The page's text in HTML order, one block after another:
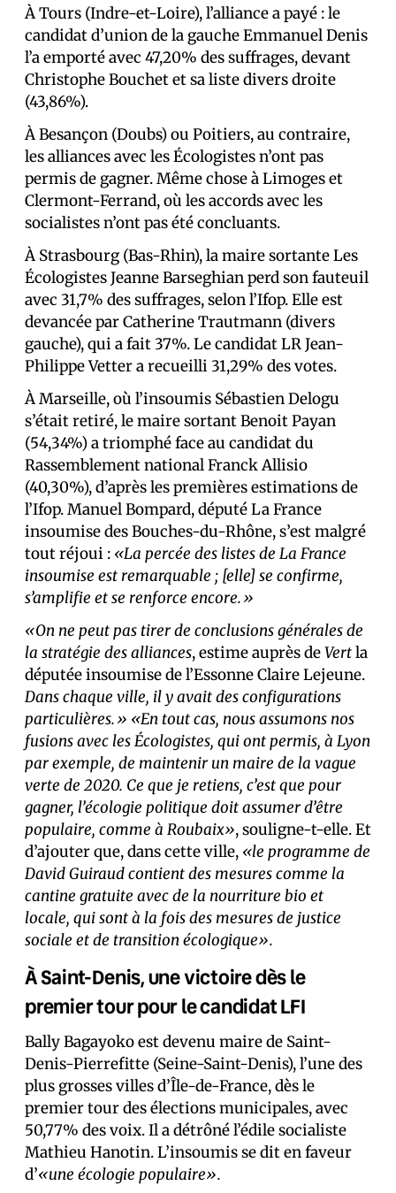
À Tours (Indre-et-Loire), l’alliance a payé : le
candidat d’union de la gauche Emmanuel Denis
l’a emporté avec 47,20% des suffrages, devant
Christophe Bouchet et sa liste divers droite
(43,86%).
À Besançon (Doubs) ou Poitiers, au contraire,
les alliances avec les Écologistes n’ont pas
permis de gagner. Même chose à Limoges et
Clermont-Ferrand, où les accords avec les
socialistes n’ont pas été concluants.
À Strasbourg (Bas-Rhin), la maire sortante Les
Écologistes Jeanne Barseghian perd son fauteuil
avec 31,7% des suffrages, selon l’Ifop. Elle est
devancée par Catherine Trautmann (divers
gauche), qui a fait 37%. Le candidat LR Jean-
Philippe Vetter a recueilli 31,29% des votes.
À Marseille, où l’insoumis Sébastien Delogu
s’était retiré, le maire sortant Benoit Payan
(54,34%) a triomphé face au candidat du
Rassemblement national Franck Allisio
(40,30%), d’après les premières estimations de
l’Ifop. Manuel Bompard, député La France
insoumise des Bouches-du-Rhône, s’est malgré
tout réjoui : «La percée des listes de La France
insoumise est remarquable ; [elle] se confirme,
s’amplifie et se renforce encore.»
«On ne peut pas tirer de conclusions générales de
la stratégie des alliances, estime auprès deVertla
députée insoumise de l’Essonne Claire Lejeune.
Dans chaque ville, il y avait des configurations
particulières.» «En tout cas, nous assumons nos
fusions avec les Écologistes, qui ont permis, à Lyon
par exemple, de maintenir un maire de la vague
verte de 2020. Ce que je retiens, c’est que pour
gagner, l’écologie politique doit assumer d’être
populaire, comme à Roubaix», souligne-t-elle. Et
d’ajouter que, dans cette ville, «le programme de
David Guiraud contient des mesures comme la
cantine gratuite avec de la nourriture bio et
locale, qui sont à la fois des mesures de justice
sociale et de transition écologique».
À Saint-Denis, une victoire dès le
premier tour pour le candidat LFI
Bally Bagayoko est devenu maire de Saint-
Denis-Pierrefitte (Seine-Saint-Denis), l’une des
plus grosses villes d’Île-de-France, dès le
premier tour des élections municipales, avec
50,77% des voix. Il a détrôné l’édile socialiste
Mathieu Hanotin. L’insoumis se dit en faveur
d’«une écologie populaire».